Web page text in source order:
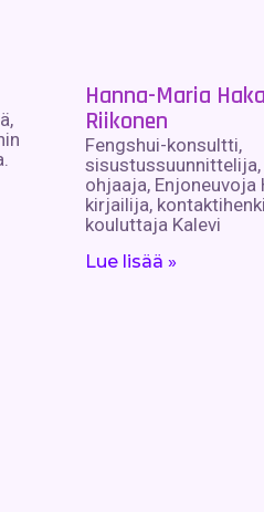
Hanna-Maria
Riikonen
Fengshui-konsultti,
ohjaaja, Enjoneuvoja
kirjailija,
kouluttaja Kalevi
Lue lisää »